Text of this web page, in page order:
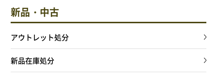
プライバシーポリシー
サイトポリシー
新品・中古
アウトレット処分
新品在庫処分